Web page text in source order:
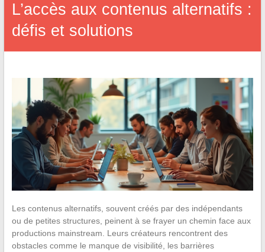
L’accès aux contenus alternatifs :
défis et solutions
Les contenus alternatifs, souvent créés par des indépendants
ou de petites structures, peinent à se frayer un chemin face aux
productions mainstream. Leurs créateurs rencontrent des
obstacles comme le manque de visibilité, les barrières